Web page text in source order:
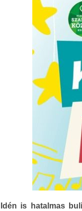
Idén is hatalmas